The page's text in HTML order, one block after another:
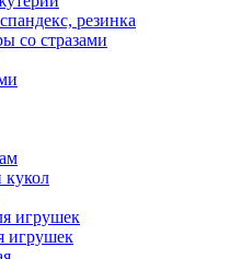
резинка
со стразами
кукол
игрушек
игрушек